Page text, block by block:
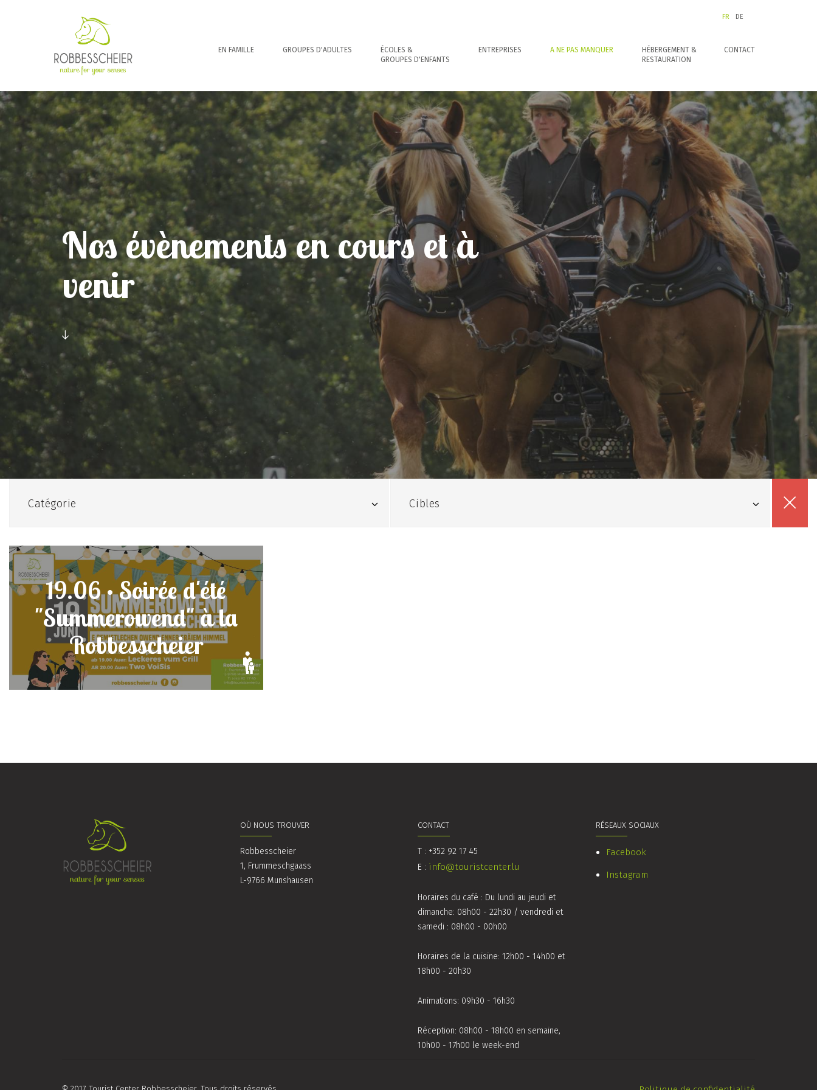
FR DE
EN FAMILLE GROUPES D'ADULTES
ÉCOLES &
GROUPES D'ENFANTS
ENTREPRISES A NE PAS MANQUER
HÉBERGEMENT &
RESTAURATION
CONTACT
Nos évènements en cours et à
venir
Catégorie Cibles
19.06 • Soirée d'été
"Summerowend" à la
Robbesscheier
OÙ NOUS TROUVER
Robbesscheier
1, Frummeschgaass
L-9766 Munshausen
CONTACT
T : +352 92 17 45
E : info@touristcenter.lu
Horaires du café : Du lundi au jeudi et
dimanche: 08h00 - 22h30 / vendredi et
samedi : 08h00 - 00h00
Horaires de la cuisine: 12h00 - 14h00 et
18h00 - 20h30
Animations: 09h30 - 16h30
Réception: 08h00 - 18h00 en semaine,
10h00 - 17h00 le week-end
RÉSEAUX SOCIAUX
Facebook
Instagram